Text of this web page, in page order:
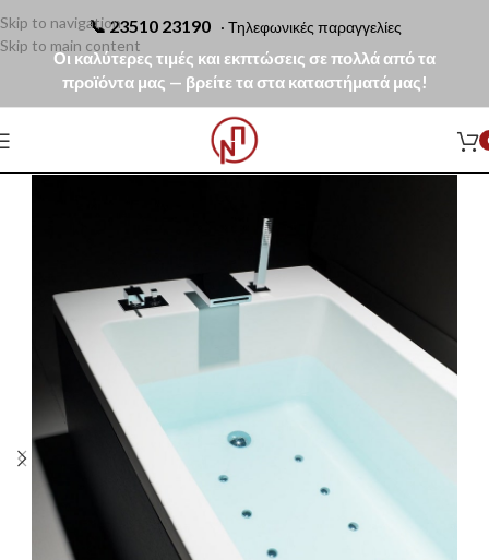
📞23510 23190 · Τηλεφωνικές παραγγελίες
Οι καλύτερες τιμές και εκπτώσεις σε πολλά από τα
προϊόντα μας — βρείτε τα στα καταστήματά μας!
Skip to navigation
Skip to main content